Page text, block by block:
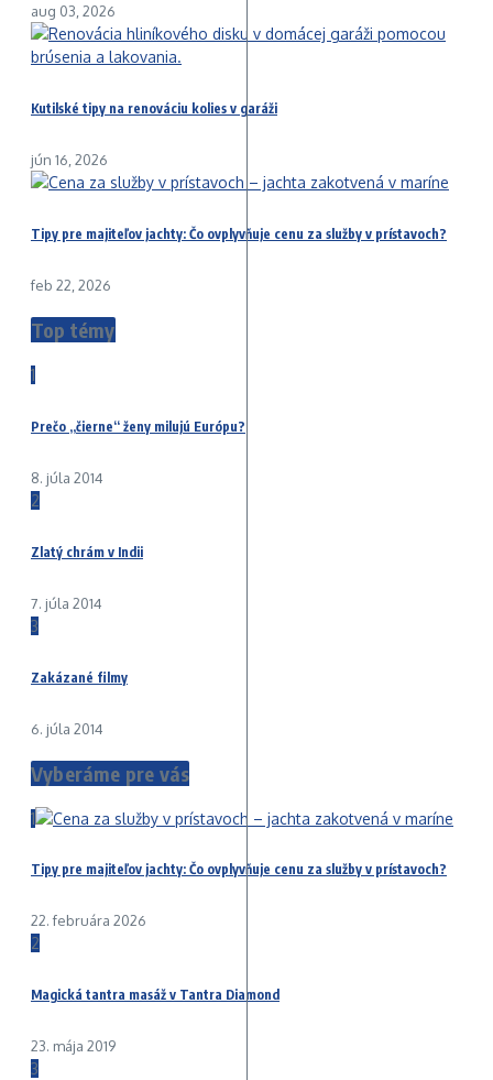
aug 03, 2026
Kutilské tipy na renováciu kolies v garáži
jún 16, 2026
Tipy pre majiteľov jachty: Čo ovplyvňuje cenu za služby v prístavoch?
feb 22, 2026
Top témy
1
Prečo „čierne“ ženy milujú Európu?
8. júla 2014
2
Zlatý chrám v Indii
7. júla 2014
3
Zakázané filmy
6. júla 2014
Vyberáme pre vás
1
Tipy pre majiteľov jachty: Čo ovplyvňuje cenu za služby v prístavoch?
22. februára 2026
2
Magická tantra masáž v Tantra Diamond
23. mája 2019
3